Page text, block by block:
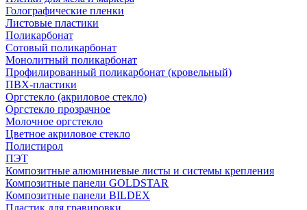
Голографические пленки
Листовые пластики
Поликарбонат
Сотовый поликарбонат
Монолитный поликарбонат
Профилированный поликарбонат (кровельный)
ПВХ-пластики
Оргстекло (акриловое стекло)
Оргстекло прозрачное
Молочное оргстекло
Цветное акриловое стекло
Полистирол
ПЭТ
Композитные алюминиевые листы и системы крепления
Композитные панели GOLDSTAR
Композитные панели BILDEX
Пластик для гравировки